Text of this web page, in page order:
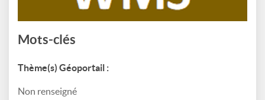
Mots-clés
Thème(s) Géoportail :
Non renseigné